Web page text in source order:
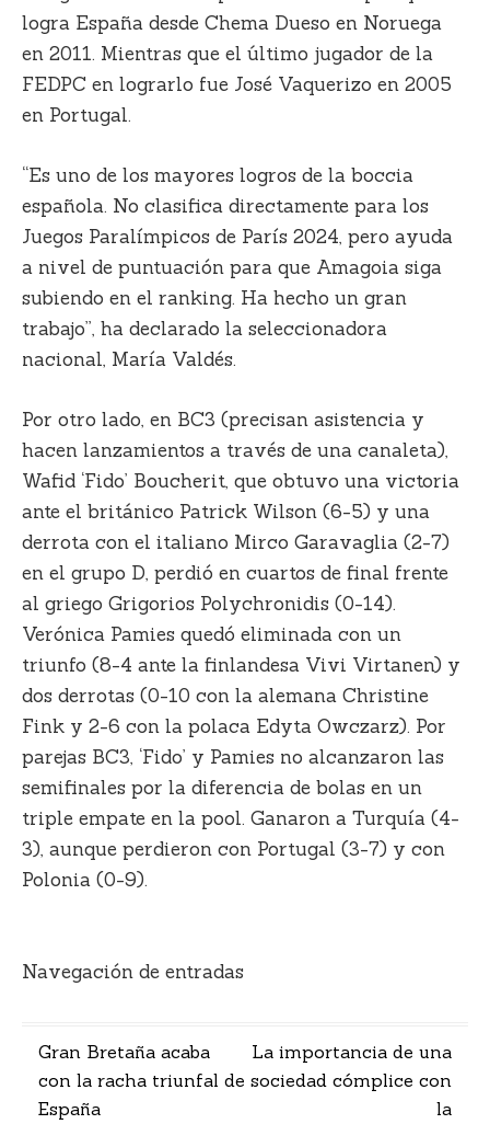
logra España desde Chema Dueso en Noruega
en 2011. Mientras que el último jugador de la
FEDPC en lograrlo fue José Vaquerizo en 2005
en Portugal.
“Es uno de los mayores logros de la boccia
española. No clasifica directamente para los
Juegos Paralímpicos de París 2024, pero ayuda
a nivel de puntuación para que Amagoia siga
subiendo en el ranking. Ha hecho un gran
trabajo”, ha declarado la seleccionadora
nacional, María Valdés.
Por otro lado, en BC3 (precisan asistencia y
hacen lanzamientos a través de una canaleta),
Wafid ‘Fido’ Boucherit, que obtuvo una victoria
ante el británico Patrick Wilson (6-5) y una
derrota con el italiano Mirco Garavaglia (2-7)
en el grupo D, perdió en cuartos de final frente
al griego Grigorios Polychronidis (0-14).
Verónica Pamies quedó eliminada con un
triunfo (8-4 ante la finlandesa Vivi Virtanen) y
dos derrotas (0-10 con la alemana Christine
Fink y 2-6 con la polaca Edyta Owczarz). Por
parejas BC3, ‘Fido’ y Pamies no alcanzaron las
semifinales por la diferencia de bolas en un
triple empate en la pool. Ganaron a Turquía (4-
3), aunque perdieron con Portugal (3-7) y con
Polonia (0-9).
Navegación de entradas
Navegación
de
Gran Bretaña acaba
con la racha triunfal de
España
La importancia de una
sociedad cómplice con
la